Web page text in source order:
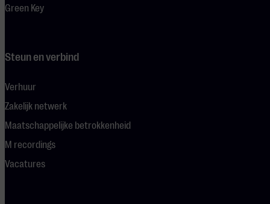
Green Key
Steun en verbind
Verhuur
Zakelijk netwerk
Maatschappelijke betrokkenheid
M recordings
Vacatures